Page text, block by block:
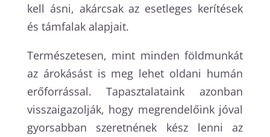
kell ásni, akárcsak az esetleges kerítések
és támfalak alapjait.
Természetesen, mint minden földmunkát
az árokásást is meg lehet oldani humán
erőforrással. Tapasztalataink azonban
visszaigazolják, hogy megrendelőink jóval
gyorsabban szeretnének kész lenni az